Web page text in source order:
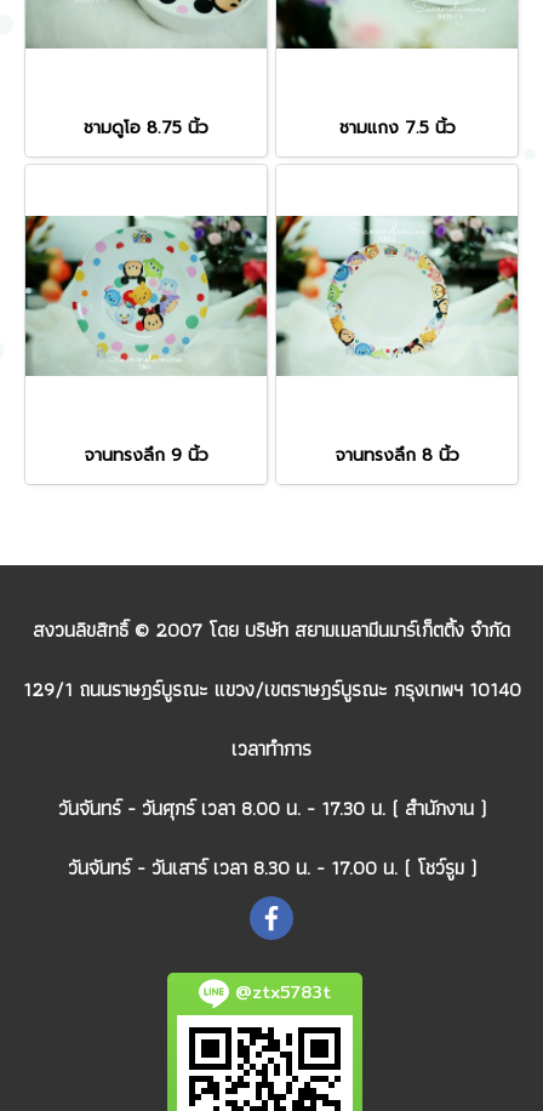
ชามดูโอ 8.75 นิ้ว ชามแกง 7.5 นิ้ว
จานทรงลึก 9 นิ้ว จานทรงลึก 8 นิ้ว
สงวนลิขสิทธิ์ © 2007 โดย บริษัท สยามเมลามีนมาร์เก็ตติ้ง จำกัด
129/1 ถนนราษฎร์บูรณะ แขวง/เขตราษฎร์บูรณะ กรุงเทพฯ 10140
เวลาทำการ
วันจันทร์ - วันศุกร์ เวลา 8.00 น. - 17.30 น. ( สำนักงาน )
วันจันทร์ - วันเสาร์ เวลา 8.30 น. - 17.00 น. ( โชว์รูม )
@ztx5783t